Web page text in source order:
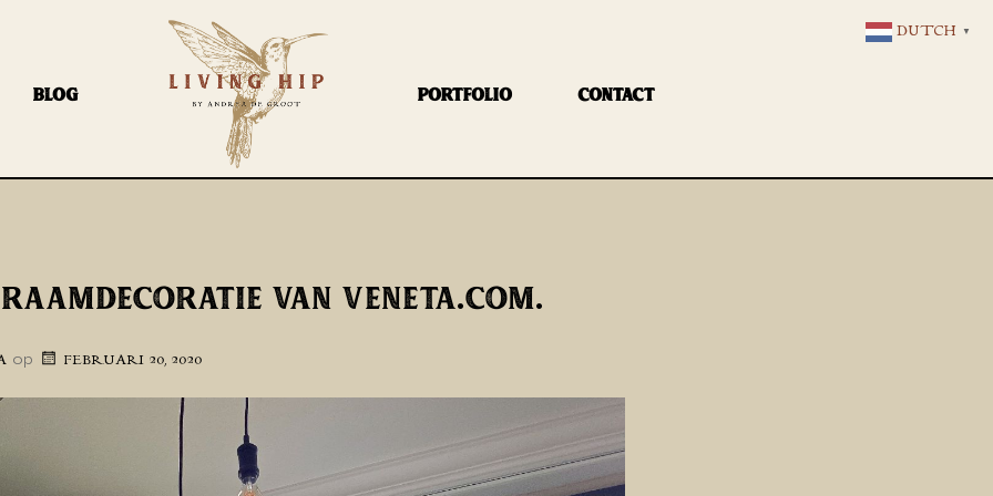
BLOG PORTFOLIO CONTACT
VAN VENETA.COM.
op FEBRUARI 20, 2020
DUTCH ▼